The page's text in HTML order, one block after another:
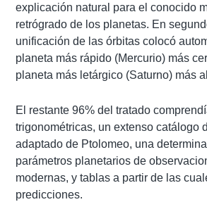
explicación natural para el conocido
retrógrado de los planetas. En
unificación de las órbitas colocó
planeta más rápido (Mercurio) más
planeta más letárgico (Saturno) más
El restante 96% del tratado
trigonométricas, un extenso catálogo
adaptado de Ptolomeo, una
parámetros planetarios de
modernas, y tablas a partir de las
predicciones.